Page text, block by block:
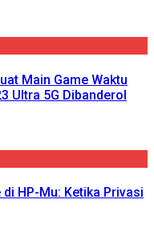
Main Game Waktu
Ultra 5G Dibanderol
HP-Mu: Ketika Privasi